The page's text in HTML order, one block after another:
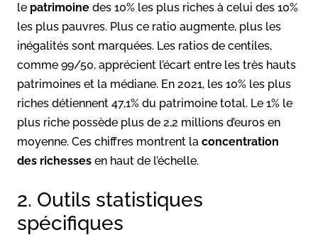
le patrimoine des 10% les plus riches à celui des 10%
les plus pauvres. Plus ce ratio augmente, plus les
inégalités sont marquées. Les ratios de centiles,
comme 99/50, apprécient l’écart entre les très hauts
patrimoines et la médiane. En 2021, les 10% les plus
riches détiennent 47,1% du patrimoine total. Le 1% le
plus riche possède plus de 2,2 millions d’euros en
moyenne. Ces chiffres montrent la concentration
des richesses en haut de l’échelle.
2. Outils statistiques
spécifiques